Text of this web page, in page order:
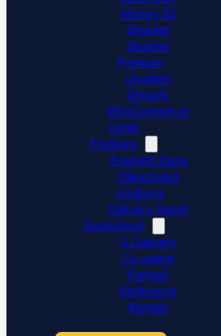
Money S3
Shoptet
Shoptet
Premium
Upgates
Shopify
WooCommerce
Ceník
Podpora
Znalostní báze
Zákaznická
podpora
Dativery Agent
Společnost
O Dativery
Co umíme
Partneři
Reference
Kontakt